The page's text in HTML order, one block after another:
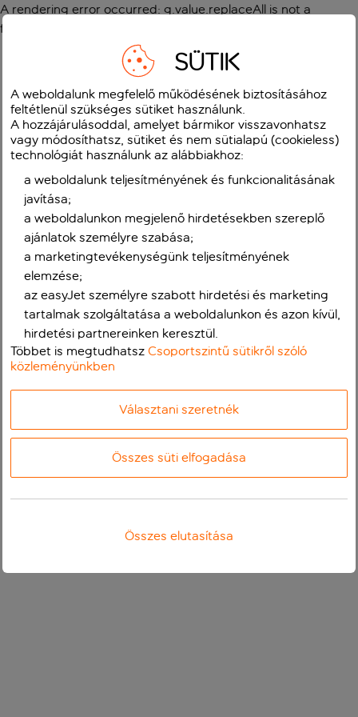
A rendering error occurred: g.value.replaceAll is not a
function
SÜTIK
A weboldalunk megfelelő működésének biztosításához
feltétlenül szükséges sütiket használunk.
A hozzájárulásoddal, amelyet bármikor visszavonhatsz
vagy módosíthatsz, sütiket és nem sütialapú (cookieless)
technológiát használunk az alábbiakhoz:
a weboldalunk teljesítményének és funkcionalitásának
javítása;
a weboldalunkon megjelenő hirdetésekben szereplő
ajánlatok személyre szabása;
a marketingtevékenységünk teljesítményének
elemzése;
az easyJet személyre szabott hirdetési és marketing
tartalmak szolgáltatása a weboldalunkon és azon kívül,
hirdetési partnereinken keresztül.
Többet is megtudhatszCsoportszintű sütikről szóló
közleményünkben
Választani szeretnék
Összes süti elfogadása
Összes elutasítása